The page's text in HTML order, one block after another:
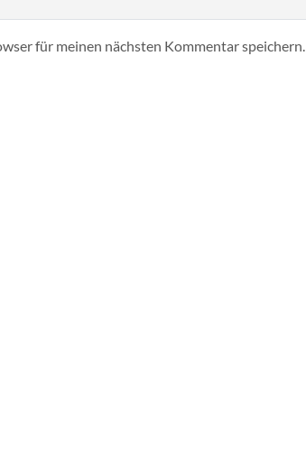
für meinen nächsten Kommentar speichern.